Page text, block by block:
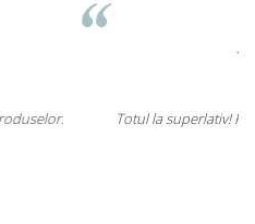
fix descrierea, ambalaj, livrare.